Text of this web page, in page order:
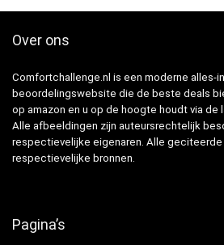
Over ons
Comfortchallenge.nl is een moderne alles-
beoordelingswebsite die de beste deals
op amazon en u op de hoogte houdt via
Alle afbeeldingen zijn auteursrechtelijk
respectievelijke eigenaren. Alle geciteerde
respectievelijke bronnen.
Pagina’s